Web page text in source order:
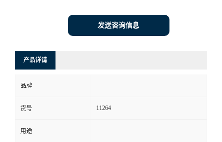
发送咨询信息
产品详请
品牌
货号 11264
用途